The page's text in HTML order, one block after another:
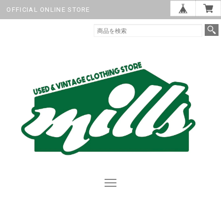
OFFICIAL ONLINE STORE